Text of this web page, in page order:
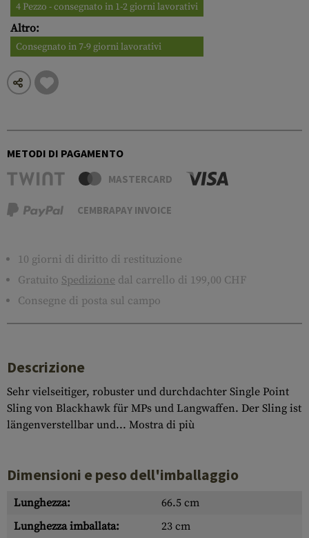
4 Pezzo - consegnato in 1-2 giorni lavorativi
Altro:
Consegnato in 7-9 giorni lavorativi
METODI DI PAGAMENTO
MASTERCARD
CEMBRAPAY INVOICE
10 giorni di diritto di restituzione
Gratuito Spedizione dal carrello di 199,00 CHF
Consegne di posta sul campo
Descrizione
Sehr vielseitiger, robuster und durchdachter Single Point
Sling von Blackhawk für MPs und Langwaffen. Der Sling ist
längenverstellbar und... Mostra di più
Dimensioni e peso dell'imballaggio
Lunghezza:
66.5 cm
Lunghezza imballata:
23 cm